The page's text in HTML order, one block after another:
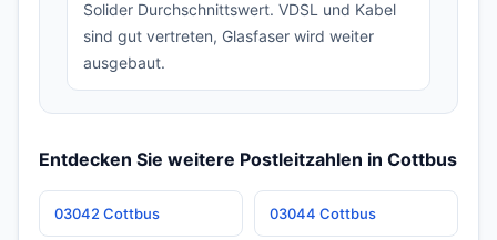
Solider Durchschnittswert. VDSL und Kabel
sind gut vertreten, Glasfaser wird weiter
ausgebaut.
Entdecken Sie weitere Postleitzahlen in Cottbus
03042 Cottbus 03044 Cottbus